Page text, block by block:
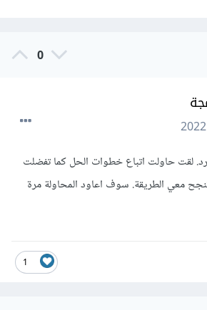
0
لقت حاولت اتباع خطوات الحل كما تفضلت
معي الطريقة. سوف اعاود المحاولة مرة
1